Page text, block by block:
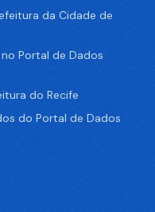
da Cidade de
Portal de Dados
do Recife
do Portal de Dados